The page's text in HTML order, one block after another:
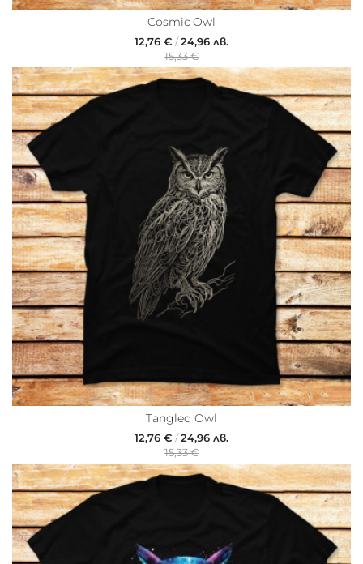
Cosmic Owl
12,76 € /24,96 лв.
15,33 €
Tangled Owl
12,76 € /24,96 лв.
15,33 €